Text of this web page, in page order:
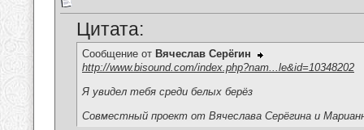
Цитата:
Сообщение от Вячеслав Серёгин
http://www.bisound.com/index.php?nam...le&id=10348202
Я увидел тебя среди белых берёз
Совместный проект от Вячеслава Серёгина и